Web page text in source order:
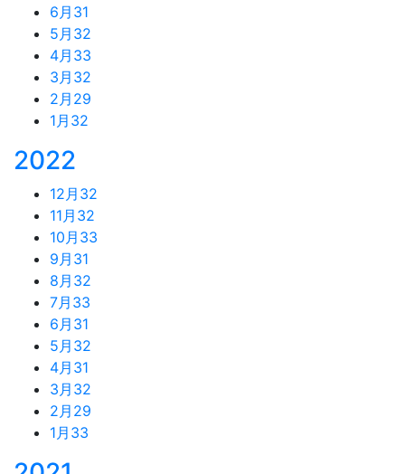
6月 31
5月 32
4月 33
3月 32
2月 29
1月 32
2022
12月 32
11月 32
10月 33
9月 31
8月 32
7月 33
6月 31
5月 32
4月 31
3月 32
2月 29
1月 33